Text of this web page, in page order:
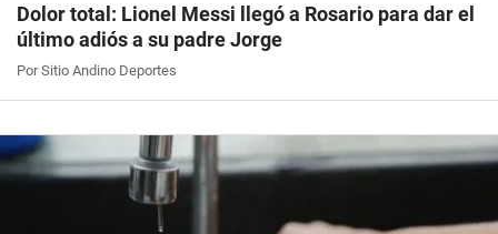
Dolor total: Lionel Messi llegó a Rosario para dar el
último adiós a su padre Jorge
Por Sitio Andino Deportes